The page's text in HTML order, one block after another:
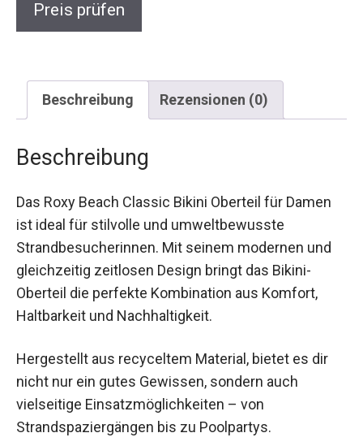
Preis prüfen
Beschreibung Rezensionen (0)
Beschreibung
Das Roxy Beach Classic Bikini Oberteil für Damen
ist ideal für stilvolle und umweltbewusste
Strandbesucherinnen. Mit seinem modernen und
gleichzeitig zeitlosen Design bringt das Bikini-
Oberteil die perfekte Kombination aus Komfort,
Haltbarkeit und Nachhaltigkeit.
Hergestellt aus recyceltem Material, bietet es dir
nicht nur ein gutes Gewissen, sondern auch
vielseitige Einsatzmöglichkeiten – von
Strandspaziergängen bis zu Poolpartys.